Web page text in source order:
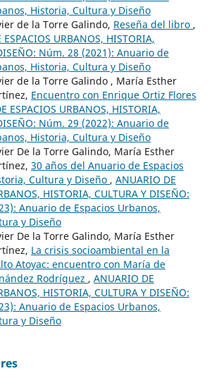
Historia, Cultura y Diseño
de la Torre Galindo, Reseña del libro ,
URBANOS, HISTORIA,
Núm. 28 (2021): Anuario de
Historia, Cultura y Diseño
de la Torre Galindo , María Esther
Encuentro con Enrique Ortiz Flores
ESPACIOS URBANOS, HISTORIA,
Núm. 29 (2022): Anuario de
Historia, Cultura y Diseño
De la Torre Galindo, María Esther
30 años del Anuario de Espacios
Cultura y Diseño , ANUARIO DE
HISTORIA, CULTURA Y DISEÑO:
Anuario de Espacios Urbanos,
y Diseño
De la Torre Galindo, María Esther
La crisis socioambiental en la
Atoyac: encuentro con María de
Rodríguez , ANUARIO DE
HISTORIA, CULTURA Y DISEÑO:
Anuario de Espacios Urbanos,
y Diseño